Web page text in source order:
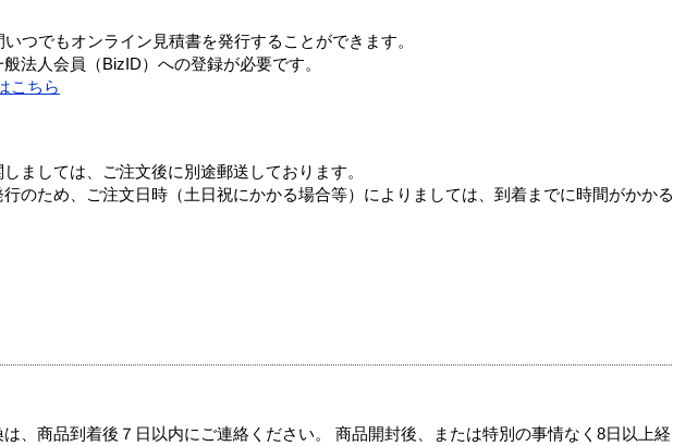
つでもオンライン見積書を発行することができます。
法人会員（BizID）への登録が必要です。
こちら
ましては、ご注文後に別途郵送しております。
のため、ご注文日時（土日祝にかかる場合等）によりましては、到着までに時間がかかる
、商品到着後７日以内にご連絡ください。 商品開封後、または特別の事情なく8日以上経